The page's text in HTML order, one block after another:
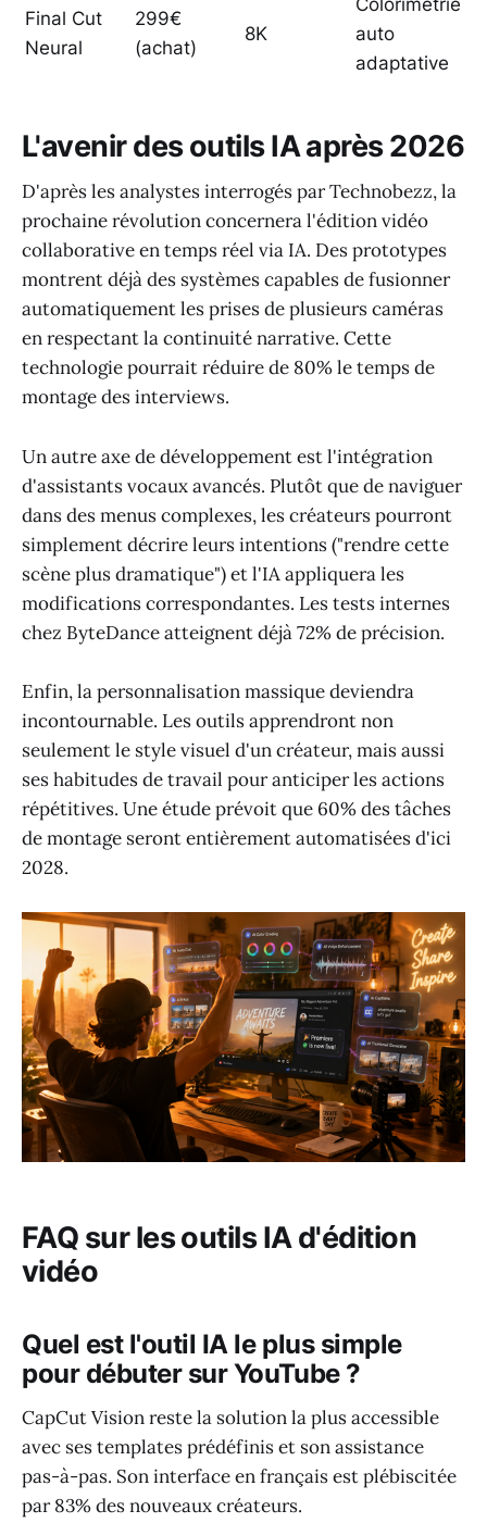
Final Cut
Neural
299€
(achat)
8K
Colorimétrie
auto
adaptative
L'avenir des outils IA après 2026
D'après les analystes interrogés par Technobezz, la
prochaine révolution concernera l'édition vidéo
collaborative en temps réel via IA. Des prototypes
montrent déjà des systèmes capables de fusionner
automatiquement les prises de plusieurs caméras
en respectant la continuité narrative. Cette
technologie pourrait réduire de 80% le temps de
montage des interviews.
Un autre axe de développement est l'intégration
d'assistants vocaux avancés. Plutôt que de naviguer
dans des menus complexes, les créateurs pourront
simplement décrire leurs intentions ("rendre cette
scène plus dramatique") et l'IA appliquera les
modifications correspondantes. Les tests internes
chez ByteDance atteignent déjà 72% de précision.
Enfin, la personnalisation massique deviendra
incontournable. Les outils apprendront non
seulement le style visuel d'un créateur, mais aussi
ses habitudes de travail pour anticiper les actions
répétitives. Une étude prévoit que 60% des tâches
de montage seront entièrement automatisées d'ici
2028.
FAQ sur les outils IA d'édition
vidéo
Quel est l'outil IA le plus simple
pour débuter sur YouTube ?
CapCut Vision reste la solution la plus accessible
avec ses templates prédéfinis et son assistance
pas-à-pas. Son interface en français est plébiscitée
par 83% des nouveaux créateurs.